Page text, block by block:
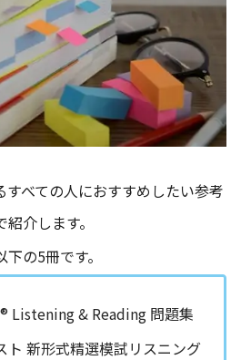
すべての人におすすめしたい参考
介します。
の5冊です。
Listening & Reading 問題集
ト 新形式精選模試リスニング